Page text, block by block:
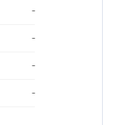
-
-
-
-